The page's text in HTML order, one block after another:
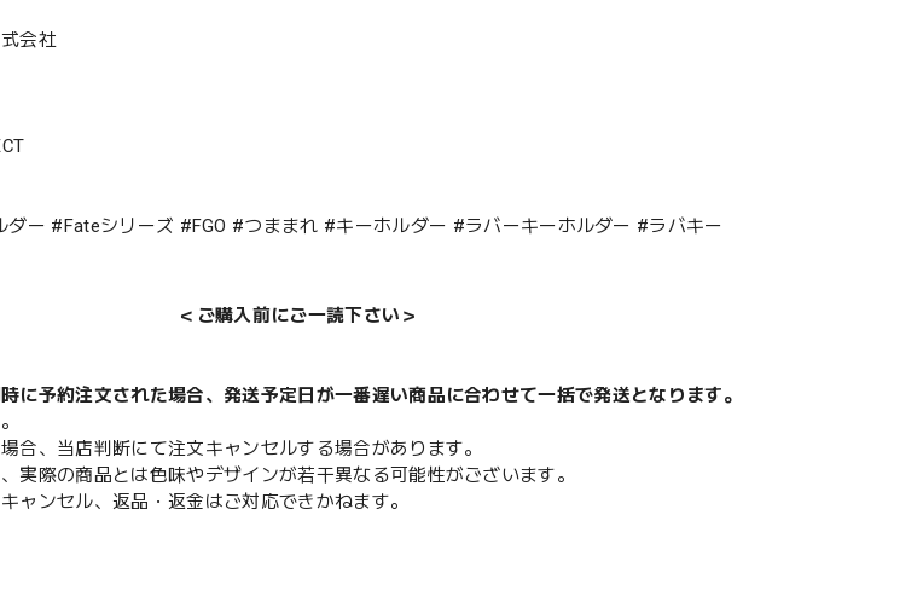
会社
ダー #Fateシリーズ #FGO #つままれ #キーホルダー #ラバーキーホルダー #ラバキー
＜ご購入前にご一読下さい＞
に予約注文された場合、発送予定日が一番遅い商品に合わせて一括で発送となります。
合、当店判断にて注文キャンセルする場合があります。
実際の商品とは色味やデザインが若干異なる可能性がございます。
ャンセル、返品・返金はご対応できかねます。